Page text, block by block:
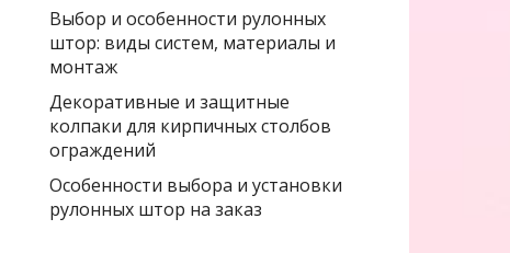
Выбор и особенности рулонных
штор: виды систем, материалы и
монтаж
Декоративные и защитные
колпаки для кирпичных столбов
ограждений
Особенности выбора и установки
рулонных штор на заказ